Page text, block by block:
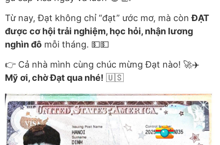
Từ nay, Đạt không chỉ “đạt” ước mơ, mà cònĐẠT
được cơ hội trải nghiệm, học hỏi, nhận lương
nghìn đô mỗi tháng. 💵💵
👉 Cả nhà mình cùng chúc mừng Đạt nào! 🚀✈️
Mỹ ơi, chờ Đạt qua nhé! 🇺🇸